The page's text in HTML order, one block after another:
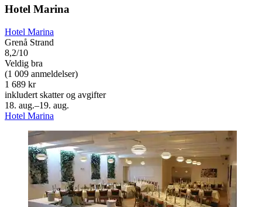
Hotel Marina
Hotel Marina
Grenå Strand
8,2/10
Veldig bra
(1 009 anmeldelser)
1 689 kr
inkludert skatter og avgifter
18. aug.–19. aug.
Hotel Marina